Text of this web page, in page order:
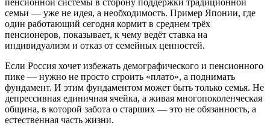
пенсионной системы в сторону поддержки традиционной
семьи — уже не идея, а необходимость. Пример Японии, где
один работающий сегодня кормит в среднем трёх
пенсионеров, показывает, к чему ведёт ставка на
индивидуализм и отказ от семейных ценностей.
Если Россия хочет избежать демографического и пенсионного
пике — нужно не просто строить «плато», а поднимать
фундамент. И этим фундаментом может быть только семья. Не
депрессивная единичная ячейка, а живая многопоколенческая
община, в которой забота о старших — это не обязанность, а
естественная часть жизни.